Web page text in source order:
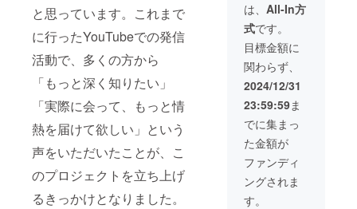
と思っています。これまで
に行ったYouTubeでの発信
活動で、多くの方から
「もっと深く知りたい」
「実際に会って、もっと情
熱を届けて欲しい」という
声をいただいたことが、こ
のプロジェクトを立ち上げ
るきっかけとなりました。
い。
グで支
援をし
た旨を
お声掛
けくだ
さい。
・大人
一人あ
たりの
チケッ
トで
す。お
子さん
は完全
無料で
は、 All-In方
式です。
目標金額に
関わらず、
2024/12/31
23:59:59ま
でに集まっ
た金額が
ファンディ
ングされま
す。